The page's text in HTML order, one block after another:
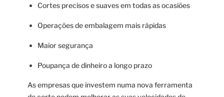
Cortes precisos e suaves em todas as ocasiões
Operações de embalagem mais rápidas
Maior segurança
Poupança de dinheiro a longo prazo
As empresas que investem numa nova ferramenta